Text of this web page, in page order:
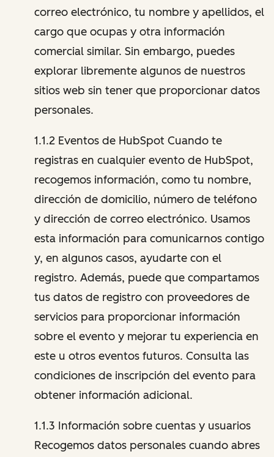
correo electrónico, tu nombre y apellidos, el
cargo que ocupas y otra información
comercial similar. Sin embargo, puedes
explorar libremente algunos de nuestros
sitios web sin tener que proporcionar datos
personales.
1.1.2 Eventos de HubSpot Cuando te
registras en cualquier evento de HubSpot,
recogemos información, como tu nombre,
dirección de domicilio, número de teléfono
y dirección de correo electrónico. Usamos
esta información para comunicarnos contigo
y, en algunos casos, ayudarte con el
registro. Además, puede que compartamos
tus datos de registro con proveedores de
servicios para proporcionar información
sobre el evento y mejorar tu experiencia en
este u otros eventos futuros. Consulta las
condiciones de inscripción del evento para
obtener información adicional.
1.1.3 Información sobre cuentas y usuarios
Recogemos datos personales cuando abres